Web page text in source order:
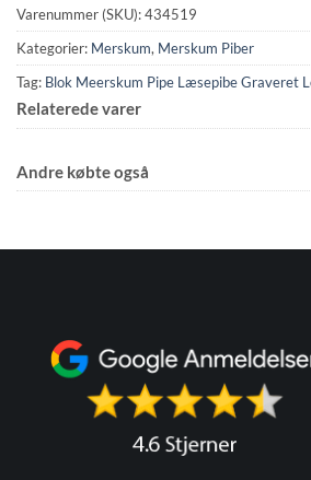
Varenummer (SKU):434519
Kategorier: Merskum, Merskum Piber
Tag: Blok Meerskum Pipe Læsepibe Graveret
Relaterede varer
Andre købte også